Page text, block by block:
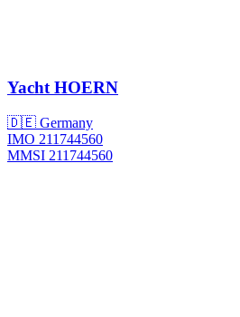
Yacht HOERN
🇩🇪 Germany
IMO 211744560
MMSI 211744560